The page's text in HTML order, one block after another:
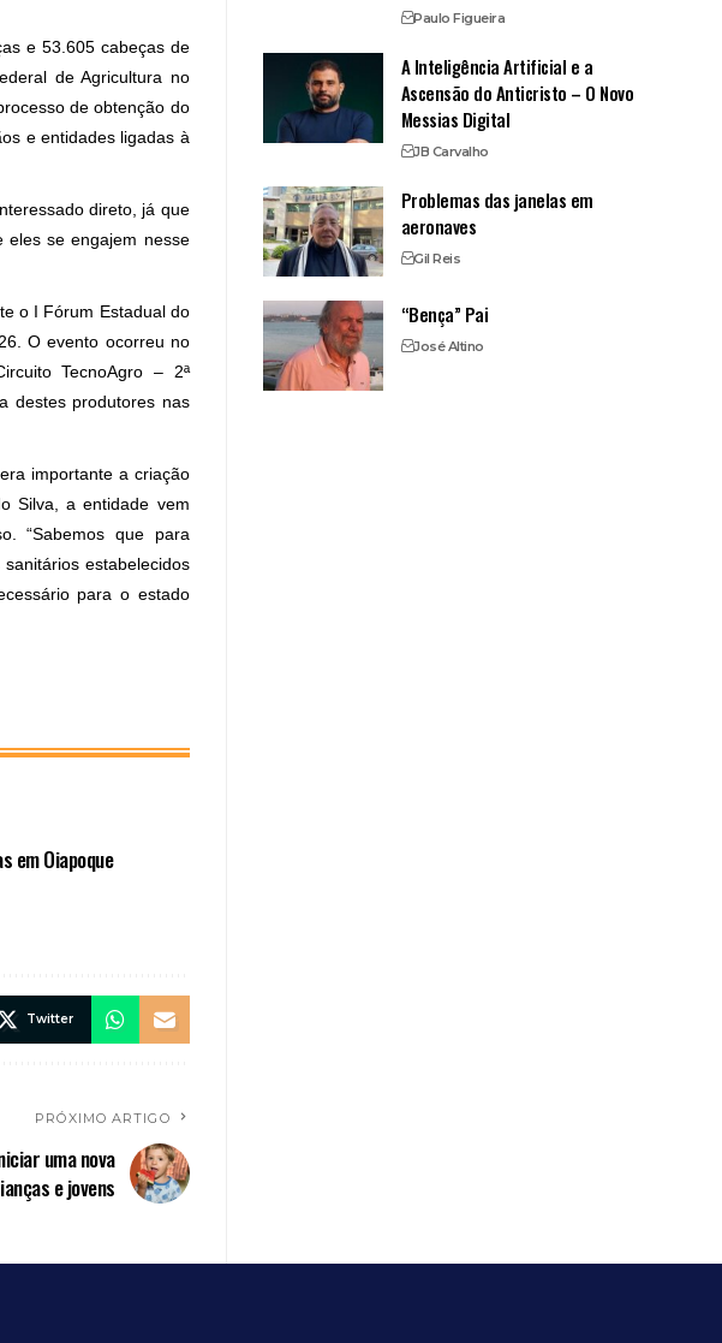
e 53.605 cabeças de
de Agricultura no
de obtenção do
e entidades ligadas à
direto, já que
eles se engajem nesse
o I Fórum Estadual do
O evento ocorreu no
TecnoAgro – 2ª
destes produtores nas
importante a criação
Silva, a entidade vem
“Sabemos que para
estabelecidos
para o estado
em Oiapoque
Twitter
PRÓXIMO ARTIGO
uma nova
e jovens
Paulo Figueira
A Inteligência Artificial e a
Ascensão do Anticristo – O Novo
Messias Digital
JB Carvalho
Problemas das janelas em
aeronaves
Gil Reis
“Bença” Pai
José Altino